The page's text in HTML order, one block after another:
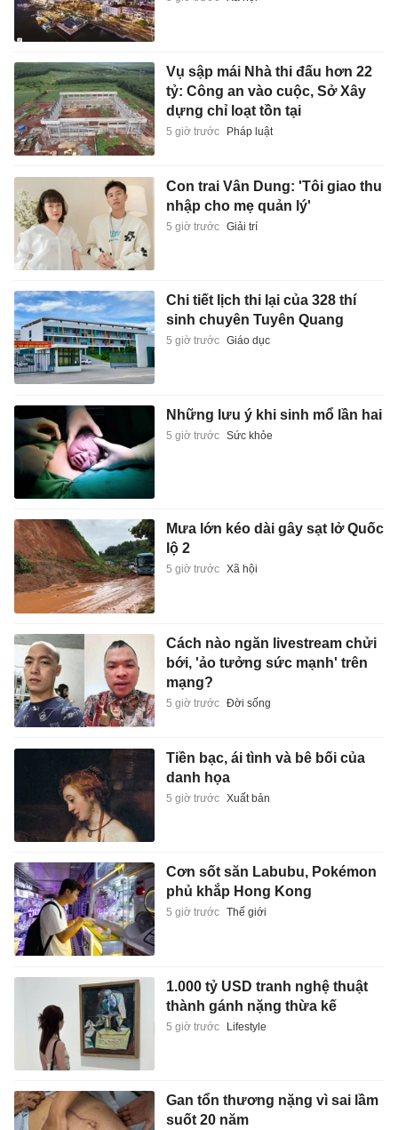
Vụ sập mái Nhà thi đấu hơn 22
tỷ: Công an vào cuộc, Sở Xây
dựng chỉ loạt tồn tại
5 giờ trước Pháp luật
Con trai Vân Dung: 'Tôi giao thu
nhập cho mẹ quản lý'
5 giờ trước Giải trí
Chi tiết lịch thi lại của 328 thí
sinh chuyên Tuyên Quang
5 giờ trước Giáo dục
Những lưu ý khi sinh mổ lần hai
5 giờ trước Sức khỏe
Mưa lớn kéo dài gây sạt lở Quốc
lộ 2
5 giờ trước Xã hội
Cách nào ngăn livestream chửi
bới, 'ảo tưởng sức mạnh' trên
mạng?
5 giờ trước Đời sống
Tiền bạc, ái tình và bê bối của
danh họa
5 giờ trước Xuất bản
Cơn sốt săn Labubu, Pokémon
phủ khắp Hong Kong
5 giờ trước Thế giới
1.000 tỷ USD tranh nghệ thuật
thành gánh nặng thừa kế
5 giờ trước Lifestyle
Gan tổn thương nặng vì sai lầm
suốt 20 năm